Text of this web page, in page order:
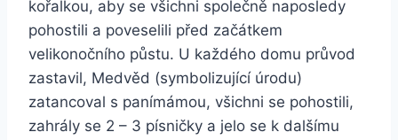
kořalkou, aby se všichni společně naposledy
pohostili a poveselili před začátkem
velikonočního půstu. U každého domu průvod
zastavil, Medvěd (symbolizující úrodu)
zatancoval s panímámou, všichni se pohostili,
zahrály se 2 – 3 písničky a jelo se k dalšímu